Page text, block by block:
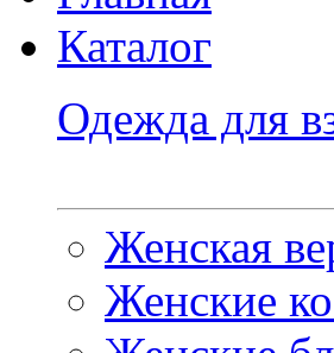
Каталог
Одежда для
Женская
Женские